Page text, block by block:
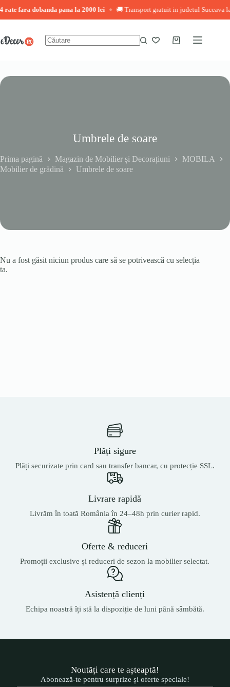
fara dobanda pana la 2000 lei ◆ 🚚 Transport gratuit in judetul Suceava la
conținut
Coș
Umbrele de soare
Prima pagină Magazin de Mobilier și Decorațiuni
MOBILA
Mobilier de grădină
Umbrele de soare
Nu a fost găsit niciun produs care să se potrivească cu selecția
ta.
Plăți sigure
Plăți securizate prin card sau transfer bancar, cu protecție SSL.
Livrare rapidă
Livrăm în toată România în 24–48h prin curier rapid.
Oferte & reduceri
Promoții exclusive și reduceri de sezon la mobilier selectat.
Asistență clienți
Echipa noastră îți stă la dispoziție de luni până sâmbătă.
Noutăți care te așteaptă!
Abonează-te pentru surprize și oferte speciale!